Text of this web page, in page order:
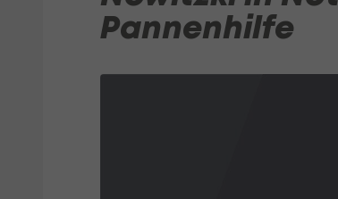
Pannenhilfe